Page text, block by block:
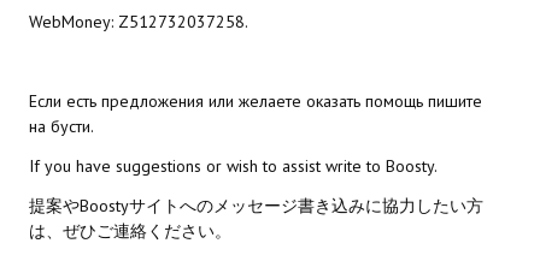
GTA 5
Mass Effect Andromeda
Neverwinter Nights 1
Sacred Ice & Blood
WebMoney: Z512732037258.
Если есть предложения или желаете оказать помощь пишите
на бусти.
If you have suggestions or wish to assist write to Boosty.
提案やBoostyサイトへのメッセージ書き込みに協力したい方
は、ぜひご連絡ください。